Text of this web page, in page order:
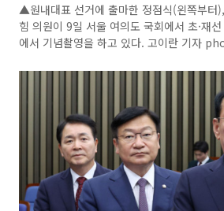
▲원내대표 선거에 출마한 정점식(왼쪽부터
힘 의원이 9일 서울 여의도 국회에서 초·재
에서 기념촬영을 하고 있다. 고이란 기자